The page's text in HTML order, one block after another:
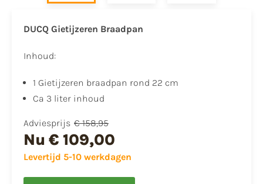
DUCQ Gietijzeren Braadpan
Inhoud:
1 Gietijzeren braadpan rond 22 cm
Ca 3 liter inhoud
Adviesprijs € 158,95
Nu € 109,00
Levertijd 5-10 werkdagen